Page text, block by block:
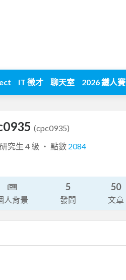
iT 徵才 聊天室 2026 鐵人賽
(cpc0935)
究生 4 級 ‧ 點數 2084
人背景
5
發問
50
文章